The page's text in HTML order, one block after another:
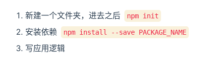
新建一个文件夹，进去之后 npm init
安装依赖 npm install --save PACKAGE_NAME
写应用逻辑